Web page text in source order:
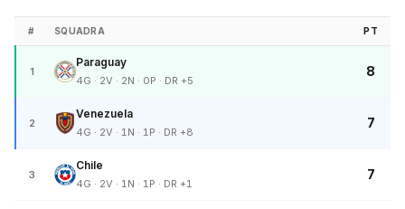
# SQUADRA PT
1
Paraguay
4G · 2V · 2N · 0P · DR +5
8
2
Venezuela
4G · 2V · 1N · 1P · DR +8
7
3
Chile
4G · 2V · 1N · 1P · DR +1
7